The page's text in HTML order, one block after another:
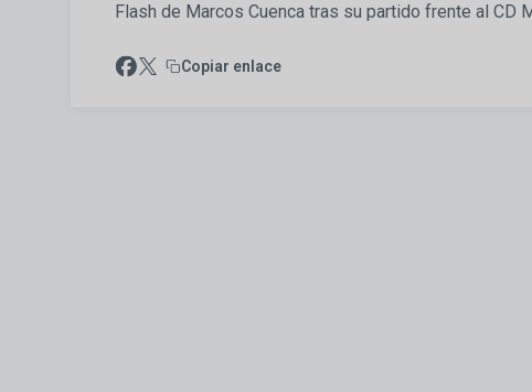
Flash de Marcos Cuenca tras su partido frente al CD
Copiar enlace